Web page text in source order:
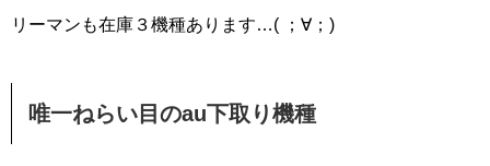
リーマンも在庫３機種あります…( ；∀；)
唯一ねらい目のau下取り機種